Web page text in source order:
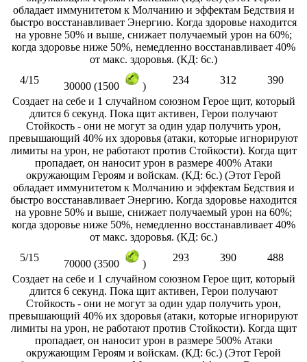
обладает иммунитетом к Молчанию и эффектам Бедствия и
быстро восстанавливает Энергию. Когда здоровье находится
на уровне 50% и выше, снижает получаемый урон на 60%;
когда здоровье ниже 50%, немедленно восстанавливает 40%
от макс. здоровья. (КД: 6с.)
4/15
30000 (1500 )
234 312
390
Создает на себе и 1 случайном союзном Герое щит, который
длится 6 секунд. Пока щит активен, Герои получают
Стойкость - они не могут за один удар получить урон,
превышающий 40% их здоровья (атаки, которые игнорируют
лимиты на урон, не работают против Стойкости). Когда щит
пропадает, он наносит урон в размере 400% Атаки
окружающим Героям и войскам. (КД: 6с.) (Этот Герой
обладает иммунитетом к Молчанию и эффектам Бедствия и
быстро восстанавливает Энергию. Когда здоровье находится
на уровне 50% и выше, снижает получаемый урон на 60%;
когда здоровье ниже 50%, немедленно восстанавливает 40%
от макс. здоровья. (КД: 6с.)
5/15
70000 (3500 )
293 390
488
Создает на себе и 1 случайном союзном Герое щит, который
длится 6 секунд. Пока щит активен, Герои получают
Стойкость - они не могут за один удар получить урон,
превышающий 40% их здоровья (атаки, которые игнорируют
лимиты на урон, не работают против Стойкости). Когда щит
пропадает, он наносит урон в размере 500% Атаки
окружающим Героям и войскам. (КД: 6с.) (Этот Герой